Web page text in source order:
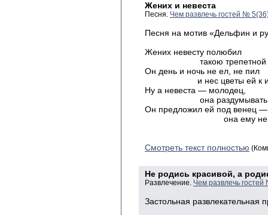
Жених и невеста
Песня. Чем развлечь гостей №
Песня на мотив «Дельфин и
Жених невесту полюбил
такою трепетной
Он день и ночь не ел, не пил
и нес цветы ей к
Ну а невеста — молодец,
она раздумывать не
Он предложил ей под венец —
она ему не
Смотреть текст полностью
Не родись красивой, а
Развлечение. Чем развлечь
Застольная развлекательная